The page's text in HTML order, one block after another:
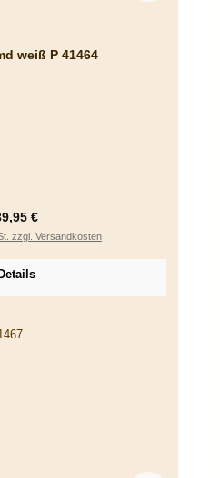
weiß P 41464
Preis:
€
zzgl. Versandkosten
Details